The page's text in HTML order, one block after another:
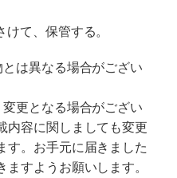
て、保管する。
は異なる場合がござい
更となる場合がござい
内容に関しましても変更
す。お手元に届きました
すようお願いします。